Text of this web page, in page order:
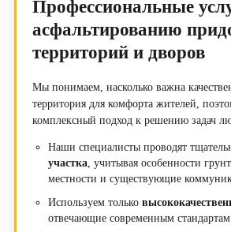
Профессиональные
асфальтированию
территорий и дворов
Мы понимаем, насколько важна
территория для комфорта жителей,
комплексный подход к решению задач
Наши специалисты проводят
участка, учитывая особенности
местности и существующие
Используем только
отвечающие современным